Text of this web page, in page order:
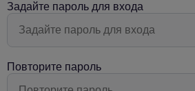
Задайте пароль для входа
Повторите пароль